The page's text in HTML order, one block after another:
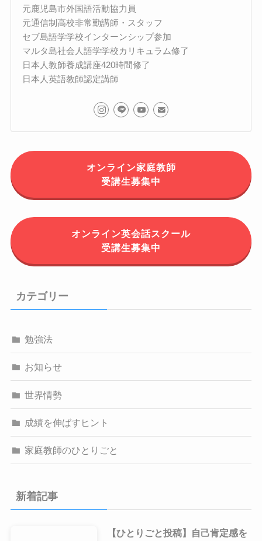
元鹿児島市外国語活動協力員
元通信制高校非常勤講師・スタッフ
セブ島語学学校インターンシップ参加
マルタ島社会人語学学校カリキュラム修了
日本人教師養成講座420時間修了
日本人英語教師認定講師
オンライン家庭教師
受講生募集中
オンライン英会話スクール
受講生募集中
カテゴリー
勉強法
お知らせ
世界情勢
成績を伸ばすヒント
家庭教師のひとりごと
新着記事
【ひとりごと投稿】自己肯定感を